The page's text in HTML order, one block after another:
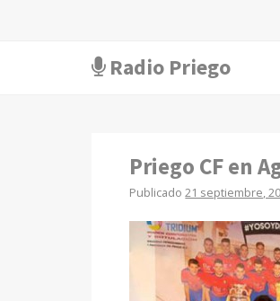
Radio Priego
Priego CF en
Publicado21 septiembre,